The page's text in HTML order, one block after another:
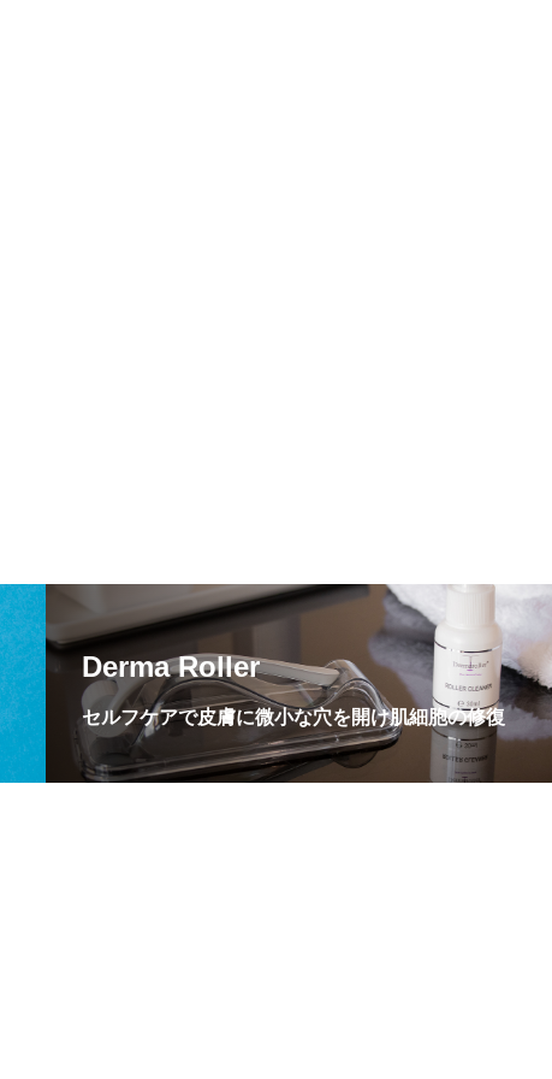
Derma Roller
セルフケアで皮膚に微小な穴を開け肌細胞の修復